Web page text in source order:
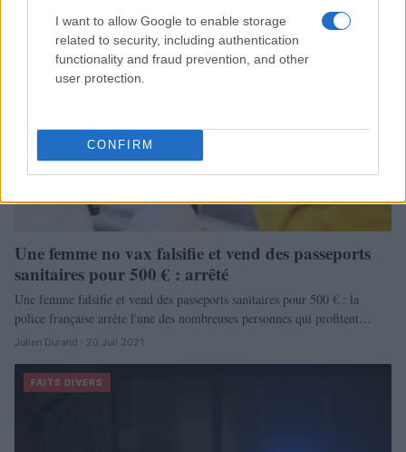
I want to allow Google to enable storage
related to security, including authentication
functionality and fraud prevention, and other
user protection.
CONFIRM
Une femme no vax falsifie et vend des passeports
sanitaires pour 500 € : arrêté
Une femme falsifie et vend des passeports sanitaires pour 500 € : la
police française arrête l'une des nombreuses personnes qui profitent…
Julien Durand · 20 Juil 2021
FAITS DIVERS